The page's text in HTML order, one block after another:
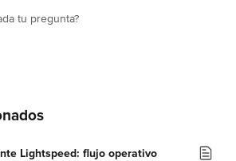
tu pregunta?
Lightspeed: flujo operativo